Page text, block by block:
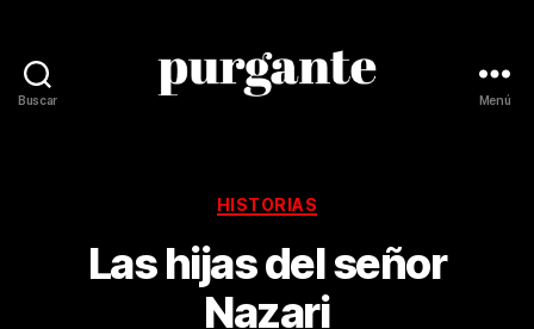
Buscar Menú
Categorías
HISTORIAS
Las hijas del señor
Nazari